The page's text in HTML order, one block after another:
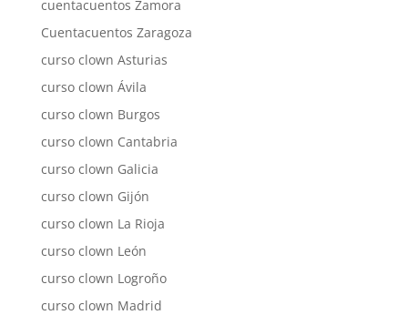
cuentacuentos Zamora
Cuentacuentos Zaragoza
curso clown Asturias
curso clown Ávila
curso clown Burgos
curso clown Cantabria
curso clown Galicia
curso clown Gijón
curso clown La Rioja
curso clown León
curso clown Logroño
curso clown Madrid